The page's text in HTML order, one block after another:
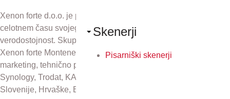
Skenerji
Pisarniški skenerji
Xenon forte d.o.o. je podjetje z več kot 30-letno tradicijo. V
celotnem času svojega obstoja se zavzema za odličnost in
verodostojnost. Skupaj s podjetji Xenon forte Zagreb d.o.o.,
Xenon forte Montenegro in Xenon forte d.o.o., Sarajevo skrbi za
marketing, tehnično podporo in distribucijo izdelkov Kyocera,
Synology, Trodat, KAI, Plustek in CZUR na področju Republike
Slovenije, Hrvaške, Bosne in Hercegovine ter Črne gore.